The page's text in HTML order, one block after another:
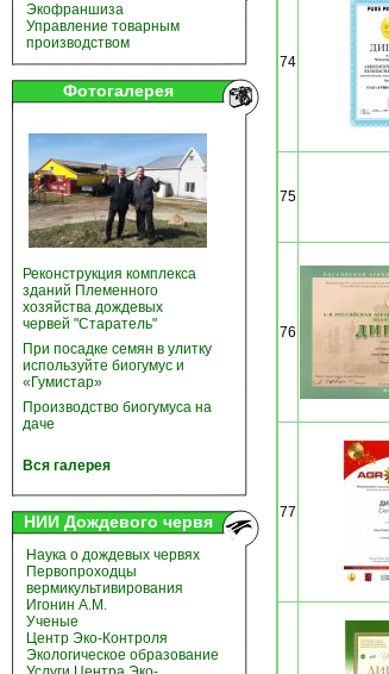
Экофраншиза
Управление товарным
производством
Фотогалерея
Реконструкция комплекса
зданий Племенного
хозяйства дождевых
червей "Старатель"
При посадке семян в улитку
используйте биогумус и
«Гумистар»
Производство биогумуса на
даче
Вся галерея
НИИ Дождевого червя
Наука о дождевых червях
Первопроходцы
вермикультивирования
Игонин А.М.
Ученые
Центр Эко-Контроля
Экологическое образование
74
75
76
77